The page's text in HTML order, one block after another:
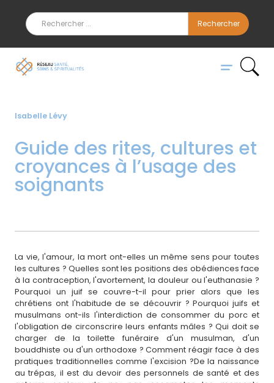
Isabelle Lévy
Guide des rites, cultures et
croyances à l’usage des
soignants
La vie, l'amour, la mort ont-elles un même sens pour toutes
les cultures ? Quelles sont les positions des obédiences face
à la contraception, l'avortement, la douleur ou l'euthanasie ?
Pourquoi un juif se couvre-t-il pour prier alors que les
chrétiens ont l'habitude de se découvrir ? Pourquoi juifs et
musulmans ont-ils l'interdiction de consommer du porc et
l'obligation de circonscrire leurs enfants mâles ? Qui doit se
charger de la toilette funéraire d'un musulman, d'un
bouddhiste ou d'un orthodoxe ? Comment réagir face à des
pratiques traditionnelles comme l'excision ?De la naissance
au trépas, il est du devoir des personnels de santé et des